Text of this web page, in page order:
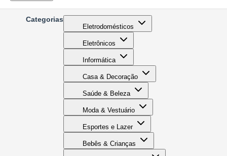
Categorias
Eletrodomésticos
Eletrônicos
Informática
Casa & Decoração
Saúde & Beleza
Moda & Vestuário
Esportes e Lazer
Bebês & Crianças